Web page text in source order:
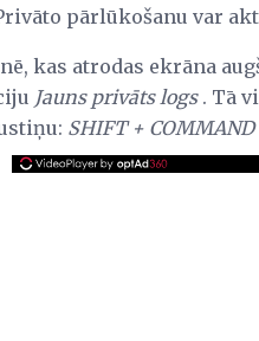
pārlūkošanu var
kas atrodas ekrāna
Jauns privāts logs. Tā
SHIFT + COMMAND